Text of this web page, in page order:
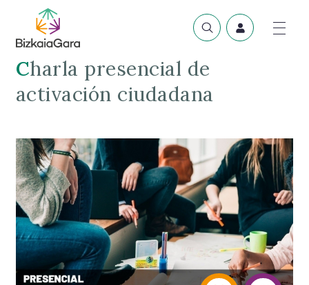
Charla presencial de
activación ciudadana